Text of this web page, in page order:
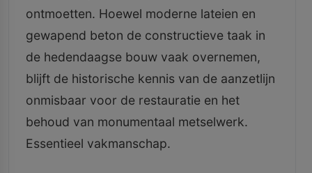
ontmoetten. Hoewel moderne lateien en
gewapend beton de constructieve taak in
de hedendaagse bouw vaak overnemen,
blijft de historische kennis van de aanzetlijn
onmisbaar voor de restauratie en het
behoud van monumentaal metselwerk.
Essentieel vakmanschap.